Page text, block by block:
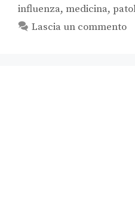
influenza, medicina,
Lascia un commento